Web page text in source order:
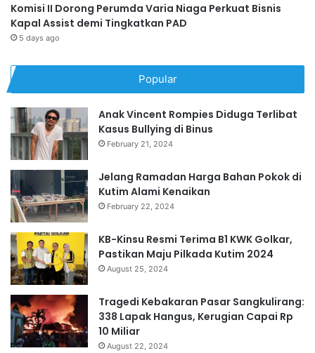
Komisi II Dorong Perumda Varia Niaga Perkuat Bisnis
Kapal Assist demi Tingkatkan PAD
5 days ago
Popular
Anak Vincent Rompies Diduga Terlibat
Kasus Bullying di Binus
February 21, 2024
Jelang Ramadan Harga Bahan Pokok di
Kutim Alami Kenaikan
February 22, 2024
KB-Kinsu Resmi Terima B1 KWK Golkar,
Pastikan Maju Pilkada Kutim 2024
August 25, 2024
Tragedi Kebakaran Pasar Sangkulirang:
338 Lapak Hangus, Kerugian Capai Rp
10 Miliar
August 22, 2024